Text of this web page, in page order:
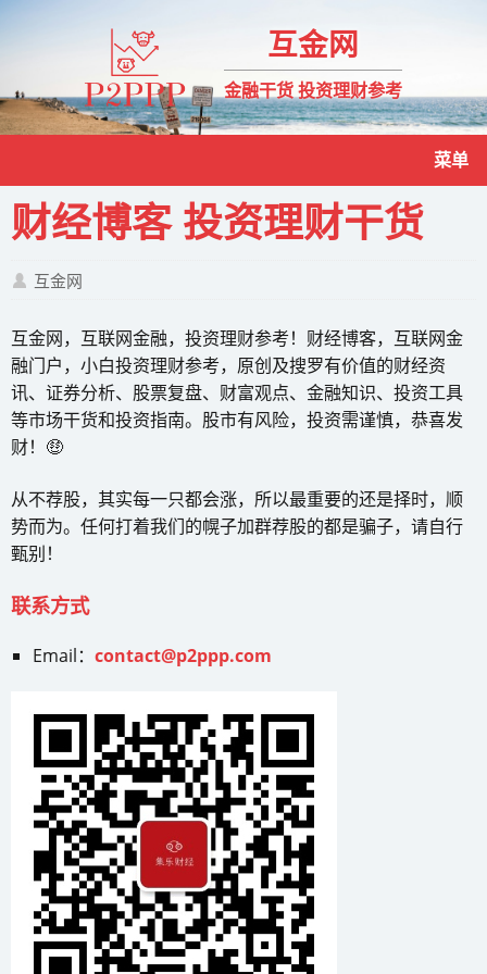
互金网
金融干货 投资理财参考
菜单
财经博客 投资理财干货
互金网
互金网，互联网金融，投资理财参考！财经博客，互联网金
融门户，小白投资理财参考，原创及搜罗有价值的财经资
讯、证券分析、股票复盘、财富观点、金融知识、投资工具
等市场干货和投资指南。股市有风险，投资需谨慎，恭喜发
财！🤑
从不荐股，其实每一只都会涨，所以最重要的还是择时，顺
势而为。任何打着我们的幌子加群荐股的都是骗子，请自行
甄别！
联系方式
Email： contact@p2ppp.com